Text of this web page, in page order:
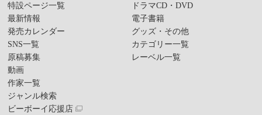
特設ページ一覧
最新情報
発売カレンダー
SNS一覧
原稿募集
動画
作家一覧
ジャンル検索
ビーボーイ応援店
ドラマCD・DVD
電子書籍
グッズ・その他
カテゴリー一覧
レーベル一覧